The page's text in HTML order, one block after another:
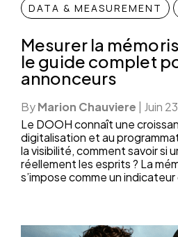
DATA & MEASUREMENT
Mesurer la
le guide complet
annonceurs
ByMarion Chauviere | Juin
Le DOOH connaît une
digitalisation et au
la visibilité, comment savoir si
réellement les esprits ? La
s’impose comme un